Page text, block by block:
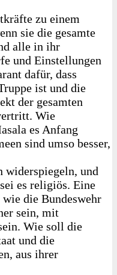
zu einem
sie die gesamte
alle in ihr
und Einstellungen
dafür, dass
ist und die
der gesamten
Wie
es Anfang
sind umso besser,
widerspiegeln, und
es religiös. Eine
die Bundeswehr
sein, mit
Wie soll die
und die
aus ihrer